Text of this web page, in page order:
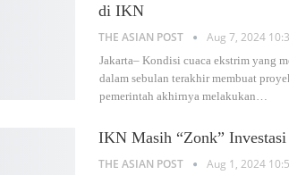
di IKN
THE ASIAN POST Aug 7, 2024
Jakarta– Kondisi cuaca ekstrim yang
dalam sebulan terakhir membuat
pemerintah akhirnya melakukan
IKN Masih “Zonk”
THE ASIAN POST Aug 1, 2024